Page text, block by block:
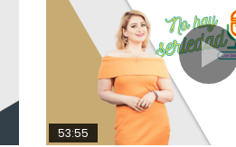
53:55